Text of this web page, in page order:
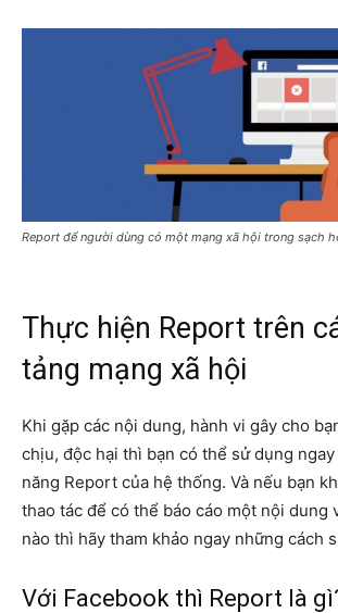
Report để người dùng có một mạng xã hội trong sạch
Thực hiện Report trên
tảng mạng xã hội
Khi gặp các nội dung, hành vi gây cho
chịu, độc hại thì bạn có thể sử dụng
năng Report của hệ thống. Và nếu bạn
thao tác để có thể báo cáo một nội dung
nào thì hãy tham khảo ngay những cách
Với Facebook thì Report là